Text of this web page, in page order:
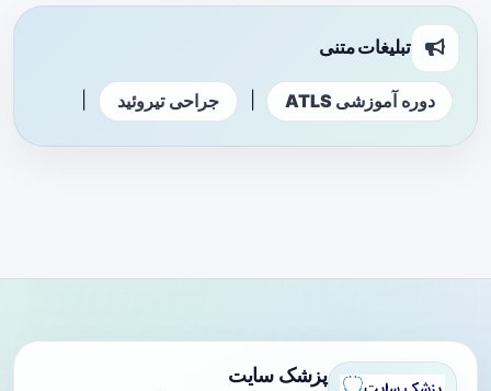
تبلیغات متنی
دوره آموزشی ATLS جراحی تیروئید
پزشک سایت